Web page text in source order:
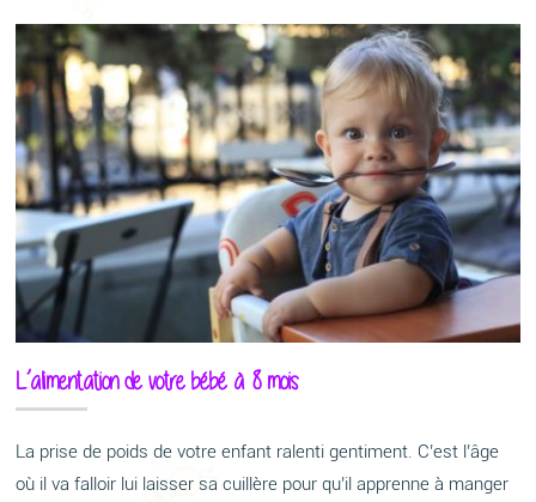
L’alimentation de votre bébé à 8 mois
La prise de poids de votre enfant ralenti gentiment. C’est l’âge
où il va falloir lui laisser sa cuillère pour qu’il apprenne à manger